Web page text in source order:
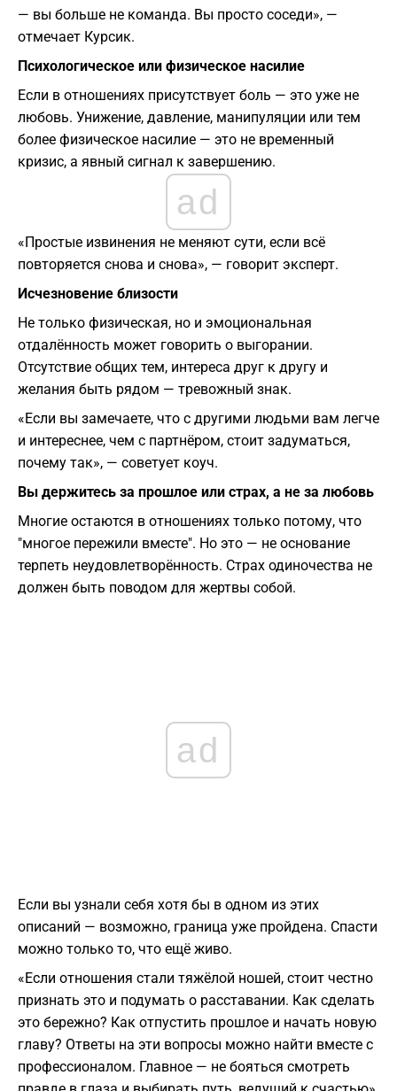
— вы больше не команда. Вы просто соседи», —
отмечает Курсик.
Психологическое или физическое насилие
Если в отношениях присутствует боль — это уже не
любовь. Унижение, давление, манипуляции или тем
более физическое насилие — это не временный
кризис, а явный сигнал к завершению.
ad
«Простые извинения не меняют сути, если всё
повторяется снова и снова», — говорит эксперт.
Исчезновение близости
Не только физическая, но и эмоциональная
отдалённость может говорить о выгорании.
Отсутствие общих тем, интереса друг к другу и
желания быть рядом — тревожный знак.
«Если вы замечаете, что с другими людьми вам легче
и интереснее, чем с партнёром, стоит задуматься,
почему так», — советует коуч.
Вы держитесь за прошлое или страх, а не за любовь
Многие остаются в отношениях только потому, что
"многое пережили вместе". Но это — не основание
терпеть неудовлетворённость. Страх одиночества не
должен быть поводом для жертвы собой.
ad
Если вы узнали себя хотя бы в одном из этих
описаний — возможно, граница уже пройдена. Спасти
можно только то, что ещё живо.
«Если отношения стали тяжёлой ношей, стоит честно
признать это и подумать о расставании. Как сделать
это бережно? Как отпустить прошлое и начать новую
главу? Ответы на эти вопросы можно найти вместе с
профессионалом. Главное — не бояться смотреть